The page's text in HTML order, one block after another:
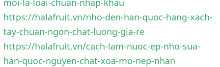
moi-la-loai-chuan-nhap-khau
https://halafruit.vn/nho-den-han-quoc-hang-xach-
tay-chuan-ngon-chat-luong-gia-re
https://halafruit.vn/cach-lam-nuoc-ep-nho-sua-
han-quoc-nguyen-chat-xoa-mo-nep-nhan